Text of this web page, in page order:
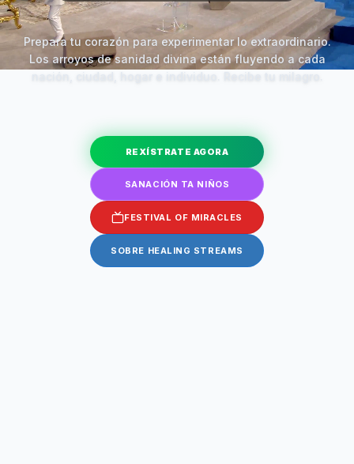
Prepara tu corazón para experimentar lo extraordinario.
Los arroyos de sanidad divina están fluyendo a cada
REXÍSTRATE AGORA
SANACIÓN TA NIÑOS
FESTIVAL OF MIRACLES
SOBRE HEALING STREAMS